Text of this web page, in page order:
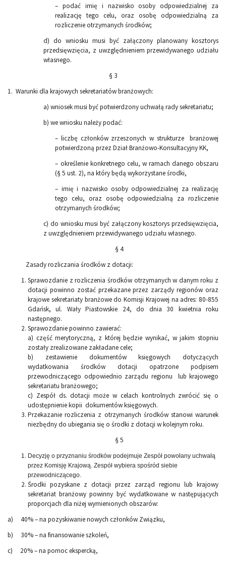
– podać imię i nazwisko osoby odpowiedzialnej za
realizację tego celu, oraz osobę odpowiedzialną za
rozliczenie otrzymanych środków;
d) do wniosku musi być załączony planowany kosztorys
przedsięwzięcia, z uwzględnieniem przewidywanego udziału
własnego.
§ 3
1. Warunki dla krajowych sekretariatów branżowych:
a) wniosek musi być potwierdzony uchwałą rady sekretariatu;
b) we wniosku należy podać:
– liczbę członków zrzeszonych w strukturze branżowej
potwierdzoną przez Dział Branżowo-Konsultacyjny KK,
– określenie konkretnego celu, w ramach danego obszaru
(§ 5 ust. 2), na który będą wykorzystane środki,
– imię i nazwisko osoby odpowiedzialnej za realizację
tego celu, oraz osobę odpowiedzialną za rozliczenie
otrzymanych środków;
c) do wniosku musi być załączony kosztorys przedsięwzięcia,
z uwzględnieniem przewidywanego udziału własnego.
§ 4
Zasady rozliczania środków z dotacji:
Sprawozdanie z rozliczenia środków otrzymanych w danym roku z
dotacji powinno zostać przekazane przez zarządy regionów oraz
krajowe sekretariaty branżowe do Komisji Krajowej na adres: 80-855
Gdańsk, ul. Wały Piastowskie 24, do dnia 30 kwietnia roku
następnego.
Sprawozdanie powinno zawierać:
a) część merytoryczną, z której będzie wynikać, w jakim stopniu
zostały zrealizowane zakładane cele;
b) zestawienie dokumentów księgowych dotyczących
wydatkowania środków dotacji opatrzone podpisem
przewodniczącego odpowiednio zarządu regionu lub krajowego
sekretariatu branżowego;
c) Zespół ds. dotacji może w celach kontrolnych zwrócić się o
udostępnienie kopii dokumentów księgowych.
Przekazanie rozliczenia z otrzymanych środków stanowi warunek
niezbędny do ubiegania się o środki z dotacji w kolejnym roku.
§ 5
Decyzję o przyznaniu środków podejmuje Zespół powołany uchwałą
przez Komisję Krajową. Zespół wybiera spośród siebie
przewodniczącego
Środki pozyskane z dotacji przez zarząd regionu lub krajowy
sekretariat branżowy powinny być wydatkowane w następujących
proporcjach dla niżej wymienionych obszarów:
a) 40% – na pozyskiwanie nowych członków Związku,
b) 30% – na finansowanie szkoleń,
c) 20% – na pomoc ekspercką,